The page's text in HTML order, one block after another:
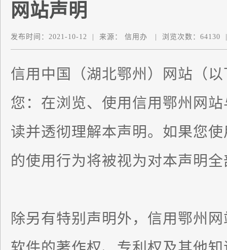
网站声明
发布时间： 2021-10-12 来源： 信用办 浏览次数： 64130
信用中国（湖北鄂州）网站（
您：在浏览、使用信用鄂州网
读并透彻理解本声明。如果您
的使用行为将被视为对本声明
除另有特别声明外，信用鄂州